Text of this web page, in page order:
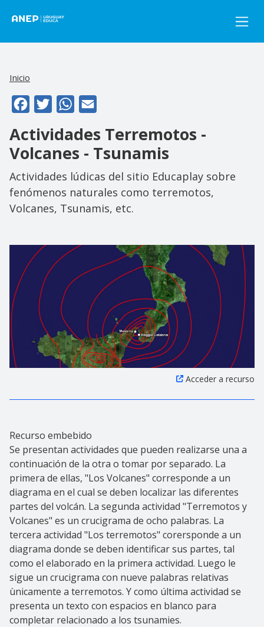
Inicio
FacebookTwitterWhatsApp
Actividades Terremotos -
Volcanes - Tsunamis
Actividades lúdicas del sitio Educaplay sobre
fenómenos naturales como terremotos,
Volcanes, Tsunamis, etc.
Acceder a recurso
Recurso embebido
Se presentan actividades que pueden realizarse una a
continuación de la otra o tomar por separado. La
primera de ellas, "Los Volcanes" corresponde a un
diagrama en el cual se deben localizar las diferentes
partes del volcán. La segunda actividad "Terremotos y
Volcanes" es un crucigrama de ocho palabras. La
tercera actividad "Los terremotos" corersponde a un
diagrama donde se deben identificar sus partes, tal
como el elaborado en la primera actividad. Luego le
sigue un crucigrama con nueve palabras relativas
ùnicamente a terremotos. Y como última actividad se
presenta un texto con espacios en blanco para
completar relacionado a los tsunamies.